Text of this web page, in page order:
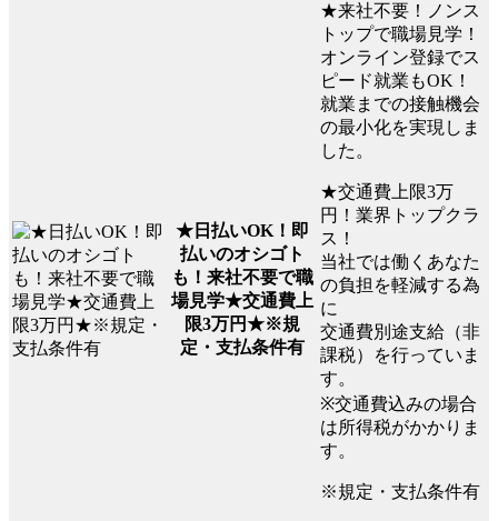
★日払いOK！即
払いのオシゴト
も！来社不要で職
場見学★交通費上
限3万円★※規
定・支払条件有
★来社不要！ノンス
トップで職場見学！
オンライン登録でス
ピード就業もOK！
就業までの接触機会
の最小化を実現しま
した。
★交通費上限3万
円！業界トップクラ
ス！
当社では働くあなた
の負担を軽減する為
に
交通費別途支給（非
課税）を行っていま
す。
※交通費込みの場合
は所得税がかかりま
す。
※規定・支払条件有